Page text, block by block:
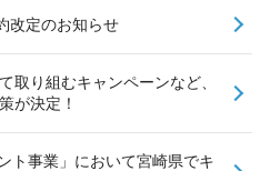
改定のお知らせ
取り組むキャンペーンなど、
が決定！
ト事業」において宮崎県でキ